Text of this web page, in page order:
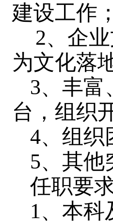
建设工作；
2、企
为文化落
3、丰富
台，组织
4、组织
5、其他
任职要求
1、本科